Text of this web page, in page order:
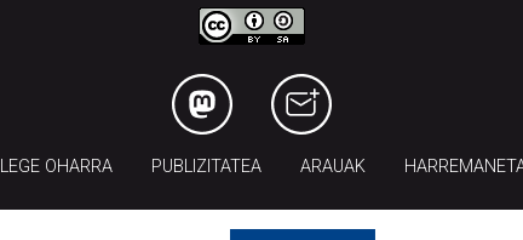
LEGE OHARRA PUBLIZITATEA ARAUAK